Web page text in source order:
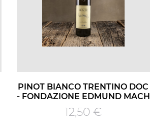
PINOT BIANCO TRENTINO DOC
- FONDAZIONE EDMUND MACH
Prezzo
12,50 €